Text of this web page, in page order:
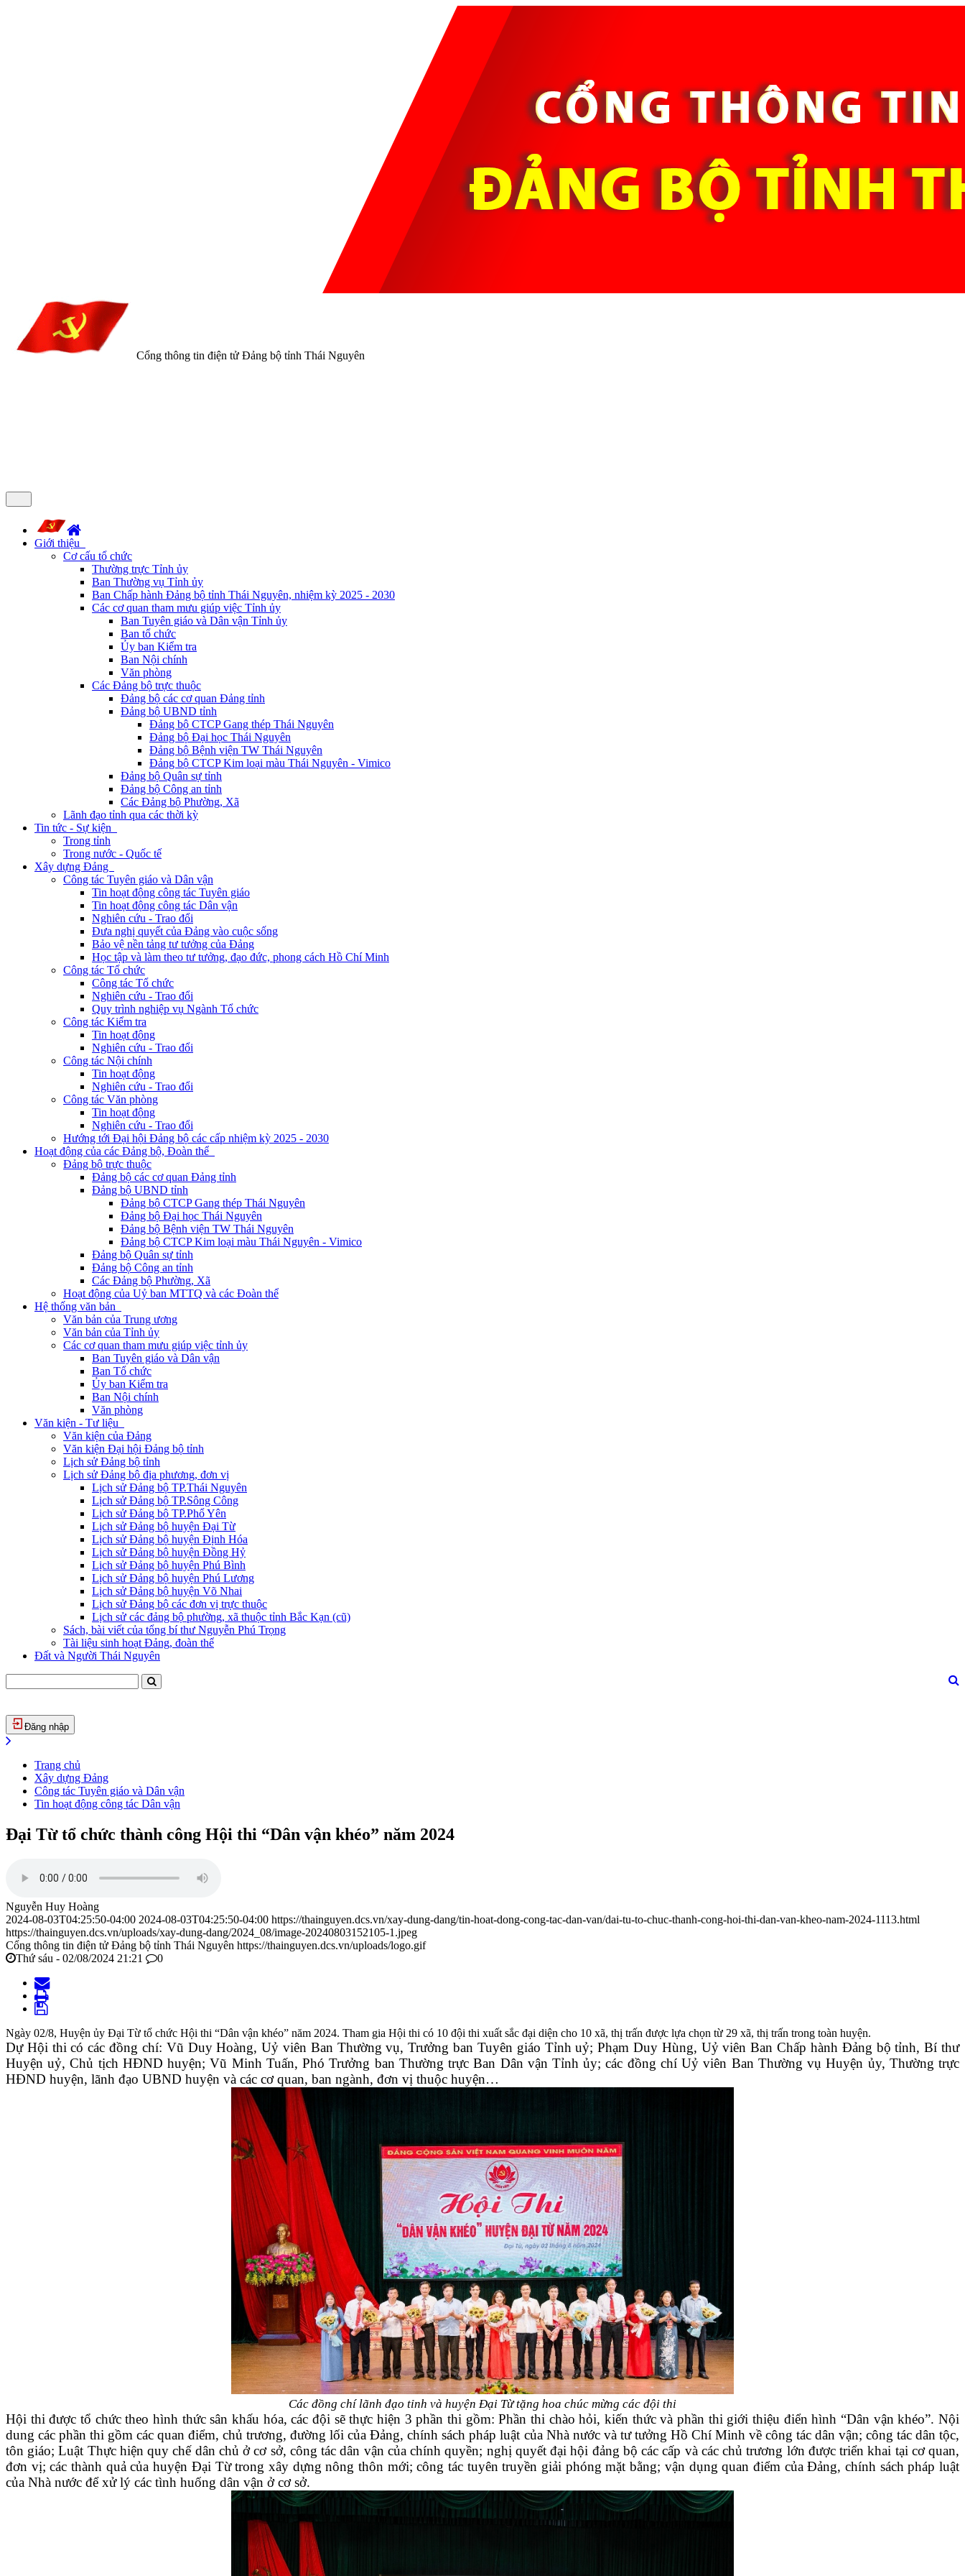
Cổng thông tin điện tử Đảng bộ tỉnh Thái Nguyên
Giới thiệu
Cơ cấu tổ chức
Thường trực Tỉnh ủy
Ban Thường vụ Tỉnh ủy
Ban Chấp hành Đảng bộ tỉnh Thái Nguyên, nhiệm kỳ 2025 - 2030
Các cơ quan tham mưu giúp việc Tỉnh ủy
Ban Tuyên giáo và Dân vận Tỉnh ủy
Ban tổ chức
Ủy ban Kiểm tra
Ban Nội chính
Văn phòng
Các Đảng bộ trực thuộc
Đảng bộ các cơ quan Đảng tỉnh
Đảng bộ UBND tỉnh
Đảng bộ CTCP Gang thép Thái Nguyên
Đảng bộ Đại học Thái Nguyên
Đảng bộ Bệnh viện TW Thái Nguyên
Đảng bộ CTCP Kim loại màu Thái Nguyên - Vimico
Đảng bộ Quân sự tỉnh
Đảng bộ Công an tỉnh
Các Đảng bộ Phường, Xã
Lãnh đạo tỉnh qua các thời kỳ
Tin tức - Sự kiện
Trong tỉnh
Trong nước - Quốc tế
Xây dựng Đảng
Công tác Tuyên giáo và Dân vận
Tin hoạt động công tác Tuyên giáo
Tin hoạt động công tác Dân vận
Nghiên cứu - Trao đổi
Đưa nghị quyết của Đảng vào cuộc sống
Bảo vệ nền tảng tư tưởng của Đảng
Học tập và làm theo tư tưởng, đạo đức, phong cách Hồ Chí Minh
Công tác Tổ chức
Công tác Tổ chức
Nghiên cứu - Trao đổi
Quy trình nghiệp vụ Ngành Tổ chức
Công tác Kiểm tra
Tin hoạt động
Nghiên cứu - Trao đổi
Công tác Nội chính
Tin hoạt động
Nghiên cứu - Trao đổi
Công tác Văn phòng
Tin hoạt động
Nghiên cứu - Trao đổi
Hướng tới Đại hội Đảng bộ các cấp nhiệm kỳ 2025 - 2030
Hoạt động của các Đảng bộ, Đoàn thể
Đảng bộ trực thuộc
Đảng bộ các cơ quan Đảng tỉnh
Đảng bộ UBND tỉnh
Đảng bộ CTCP Gang thép Thái Nguyên
Đảng bộ Đại học Thái Nguyên
Đảng bộ Bệnh viện TW Thái Nguyên
Đảng bộ CTCP Kim loại màu Thái Nguyên - Vimico
Đảng bộ Quân sự tỉnh
Đảng bộ Công an tỉnh
Các Đảng bộ Phường, Xã
Hoạt động của Uỷ ban MTTQ và các Đoàn thể
Hệ thống văn bản
Văn bản của Trung ương
Văn bản của Tỉnh ủy
Các cơ quan tham mưu giúp việc tỉnh ủy
Ban Tuyên giáo và Dân vận
Ban Tổ chức
Ủy ban Kiểm tra
Ban Nội chính
Văn phòng
Văn kiện - Tư liệu
Văn kiện của Đảng
Văn kiện Đại hội Đảng bộ tỉnh
Lịch sử Đảng bộ tỉnh
Lịch sử Đảng bộ địa phương, đơn vị
Lịch sử Đảng bộ TP.Thái Nguyên
Lịch sử Đảng bộ TP.Sông Công
Lịch sử Đảng bộ TP.Phổ Yên
Lịch sử Đảng bộ huyện Đại Từ
Lịch sử Đảng bộ huyện Định Hóa
Lịch sử Đảng bộ huyện Đồng Hỷ
Lịch sử Đảng bộ huyện Phú Bình
Lịch sử Đảng bộ huyện Phú Lương
Lịch sử Đảng bộ huyện Võ Nhai
Lịch sử Đảng bộ các đơn vị trực thuộc
Lịch sử các đảng bộ phường, xã thuộc tỉnh Bắc Kạn (cũ)
Sách, bài viết của tổng bí thư Nguyễn Phú Trọng
Tài liệu sinh hoạt Đảng, đoàn thể
Đất và Người Thái Nguyên
Đăng nhập
Trang chủ
Xây dựng Đảng
Công tác Tuyên giáo và Dân vận
Tin hoạt động công tác Dân vận
Đại Từ tổ chức thành công Hội thi “Dân vận khéo” năm 2024
Nguyễn Huy Hoàng
2024-08-03T04:25:50-04:00 2024-08-03T04:25:50-04:00 https://thainguyen.dcs.vn/xay-dung-dang/tin-hoat-dong-cong-tac-dan-van/dai-tu-to-chuc-thanh-cong-hoi-thi-dan-van-kheo-nam-2024-1113.html
https://thainguyen.dcs.vn/uploads/xay-dung-dang/2024_08/image-20240803152105-1.jpeg
Cổng thông tin điện tử Đảng bộ tỉnh Thái Nguyên https://thainguyen.dcs.vn/uploads/logo.gif
Thứ sáu - 02/08/2024 21:21
0
Ngày 02/8, Huyện ủy Đại Từ tổ chức Hội thi “Dân vận khéo” năm 2024. Tham gia Hội thi có 10 đội thi xuất sắc đại diện cho 10 xã, thị trấn được lựa chọn từ 29 xã, thị trấn trong toàn huyện.
Dự Hội thi có các đồng chí: Vũ Duy Hoàng, Uỷ viên Ban Thường vụ, Trưởng ban Tuyên giáo Tỉnh uỷ; Phạm Duy Hùng, Uỷ viên Ban Chấp hành Đảng bộ tỉnh, Bí thư
Huyện uỷ, Chủ tịch HĐND huyện; Vũ Minh Tuấn, Phó Trưởng ban Thường trực Ban Dân vận Tỉnh ủy; các đồng chí Uỷ viên Ban Thường vụ Huyện ủy, Thường trực
HĐND huyện, lãnh đạo UBND huyện và các cơ quan, ban ngành, đơn vị thuộc huyện…
Các đồng chí lãnh đạo tỉnh và huyện Đại Từ tặng hoa chúc mừng các đội thi
Hội thi được tổ chức theo hình thức sân khấu hóa, các đội sẽ thực hiện 3 phần thi gồm: Phần thi chào hỏi, kiến thức và phần thi giới thiệu điển hình “Dân vận khéo”. Nội
dung các phần thi gồm các quan điểm, chủ trương, đường lối của Đảng, chính sách pháp luật của Nhà nước và tư tưởng Hồ Chí Minh về công tác dân vận; công tác dân tộc,
tôn giáo; Luật Thực hiện quy chế dân chủ ở cơ sở, công tác dân vận của chính quyền; nghị quyết đại hội đảng bộ các cấp và các chủ trương lớn được triển khai tại cơ quan,
đơn vị; các thành quả của huyện Đại Từ trong xây dựng nông thôn mới; công tác tuyên truyền giải phóng mặt bằng; vận dụng quan điểm của Đảng, chính sách pháp luật
của Nhà nước để xử lý các tình huống dân vận ở cơ sở.